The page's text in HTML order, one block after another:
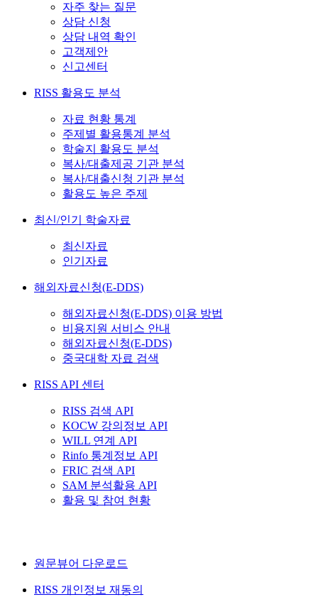
자주 찾는 질문
상담 신청
상담 내역 확인
고객제안
신고센터
RISS 활용도 분석
자료 현황 통계
주제별 활용통계 분석
학술지 활용도 분석
복사/대출제공 기관 분석
복사/대출신청 기관 분석
활용도 높은 주제
최신/인기 학술자료
최신자료
인기자료
해외자료신청(E-DDS)
해외자료신청(E-DDS) 이용 방법
비용지원 서비스 안내
해외자료신청(E-DDS)
중국대학 자료 검색
RISS API 센터
RISS 검색 API
KOCW 강의정보 API
WILL 연계 API
Rinfo 통계정보 API
FRIC 검색 API
SAM 분석활용 API
활용 및 참여 현황
원문뷰어 다운로드
RISS 개인정보 재동의